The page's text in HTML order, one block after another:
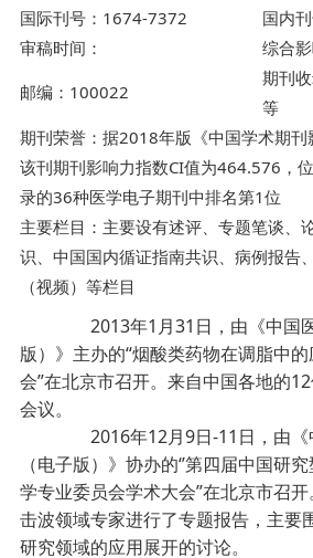
国际刊号：1674-7372
国内
审稿时间：
综合
邮编：100022
期刊
等
期刊荣誉：据2018年版《中国学术期刊
该刊期刊影响力指数CI值为464.576，
录的36种医学电子期刊中排名第1位
主要栏目：主要设有述评、专题笔谈、
识、中国国内循证指南共识、病例报告
（视频）等栏目
2013年1月31日，由《中国
版）》主办的“烟酸类药物在调脂中
会”在北京市召开。来自中国各地的
会议。
2016年12月9日-11日，由《
（电子版）》协办的‘’第四届中国研
学专业委员会学术大会”在北京市召
击波领域专家进行了专题报告，主要
研究领域的应用展开的讨论。